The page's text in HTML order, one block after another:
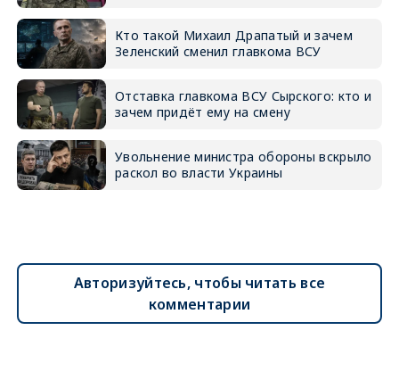
Кто такой Михаил Драпатый и зачем
Зеленский сменил главкома ВСУ
Отставка главкома ВСУ Сырского: кто и
зачем придёт ему на смену
Увольнение министра обороны вскрыло
раскол во власти Украины
Авторизуйтесь, чтобы читать все
комментарии